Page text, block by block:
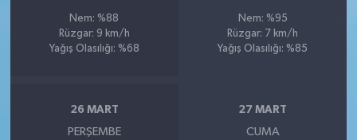
Nem: %88
Rüzgar: 9 km/h
Yağış Olasılığı: %68
Nem: %95
Rüzgar: 7 km/h
Yağış Olasılığı: %85
26 MART
PERŞEMBE
27 MART
CUMA